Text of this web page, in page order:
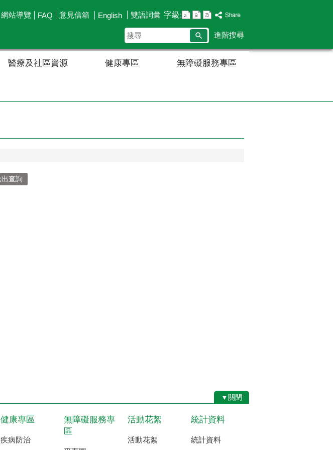
網站導覽 FAQ 意見信箱 English 雙語詞彙 字級:
搜
尋
進階搜尋
醫療及社區資源 健康專區 無障礙服務專區
▼關閉
健康專區
疾病防治
無障礙服務專
區
活動花絮
活動花絮
統計資料
統計資料